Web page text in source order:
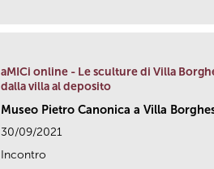
aMICi online - Le sculture di Villa
dalla villa al deposito
Museo Pietro Canonica a Villa
30/09/2021
Incontro